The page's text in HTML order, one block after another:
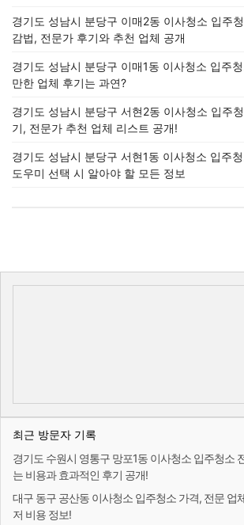
경기도 성남시 분당구 이매2동 이사청소 입주
감법, 전문가 후기와 추천 업체 공개
경기도 성남시 분당구 이매1동 이사청소 입주
만한 업체 후기는 과연?
경기도 성남시 분당구 서현2동 이사청소 입주
기, 전문가 추천 업체 리스트 공개!
경기도 성남시 분당구 서현1동 이사청소 입주
도우미 선택 시 알아야 할 모든 정보
최근 방문자 기록
경기도 수원시 영통구 망포1동 이사청소 입주청소
는 비용과 효과적인 후기 공개!
대구 동구 공산동 이사청소 입주청소 가격, 전문 업
저 비용 정보!